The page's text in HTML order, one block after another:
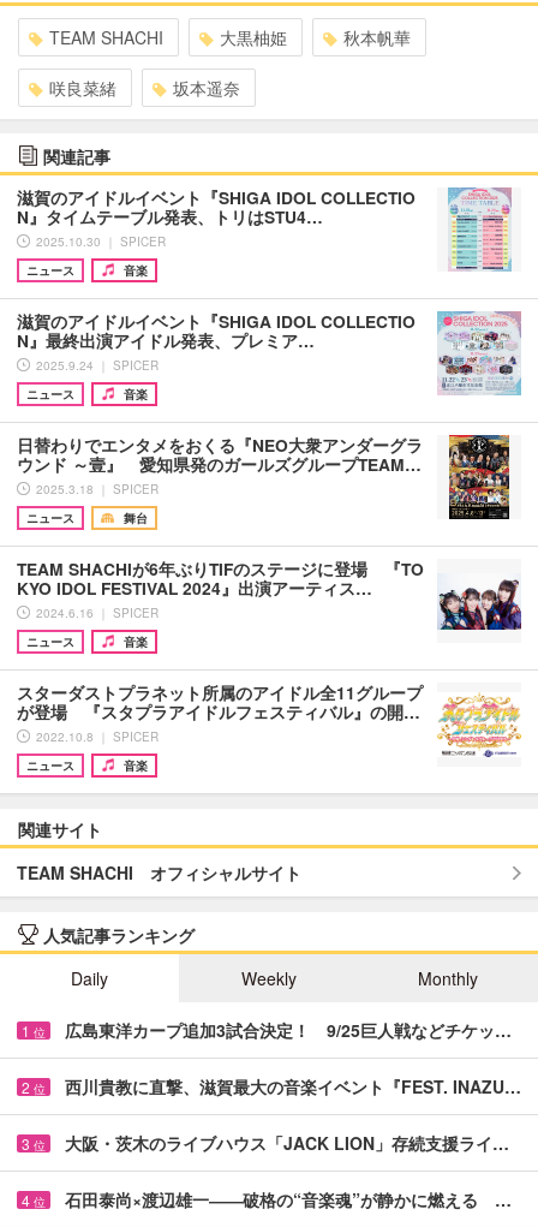
TEAM SHACHI 大黒柚姫 秋本帆華
咲良菜緒 坂本遥奈
関連記事
滋賀のアイドルイベント『SHIGA IDOL COLLECTIO
N』タイムテーブル発表、トリはSTU4…
2025.10.30 ｜ SPICER
ニュース
音楽
滋賀のアイドルイベント『SHIGA IDOL COLLECTIO
N』最終出演アイドル発表、プレミア…
2025.9.24 ｜ SPICER
ニュース
音楽
日替わりでエンタメをおくる『NEO大衆アンダーグラ
ウンド ～壹』 愛知県発のガールズグループTEAM…
2025.3.18 ｜ SPICER
ニュース
舞台
TEAM SHACHIが6年ぶりTIFのステージに登場 『TO
KYO IDOL FESTIVAL 2024』出演アーティス…
2024.6.16 ｜ SPICER
ニュース
音楽
スターダストプラネット所属のアイドル全11グループ
が登場 『スタプラアイドルフェスティバル』の開…
2022.10.8 ｜ SPICER
ニュース
音楽
関連サイト
TEAM SHACHI オフィシャルサイト
人気記事ランキング
Daily
Weekly Monthly
1 位 広島東洋カープ追加3試合決定！ 9/25巨人戦などチケッ…
2 位 西川貴教に直撃、滋賀最大の音楽イベント『FEST. INAZU…
3 位 大阪・茨木のライブハウス「JACK LION」存続支援ライ…
4 位 石田泰尚×渡辺雄一――破格の“音楽魂”が静かに燃える …